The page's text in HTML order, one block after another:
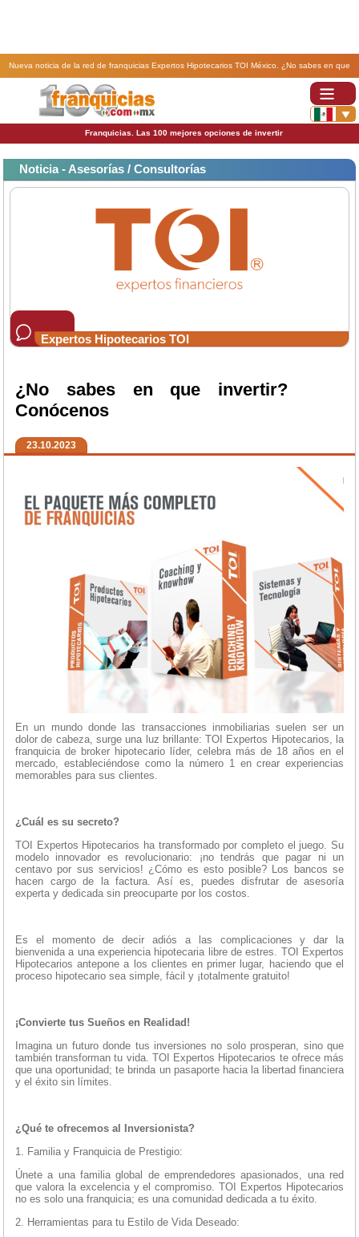
Nueva noticia de la red de franquicias Expertos Hipotecarios TOI México. ¿No sabes en que
Franquicias. Las 100 mejores opciones de invertir
Noticia - Asesorías / Consultorías
Expertos Hipotecarios TOI
¿No sabes en que invertir?
Conócenos
23.10.2023
En un mundo donde las transacciones inmobiliarias suelen ser un
dolor de cabeza, surge una luz brillante: TOI Expertos Hipotecarios, la
franquicia de broker hipotecario líder, celebra más de 18 años en el
mercado, estableciéndose como la número 1 en crear experiencias
memorables para sus clientes.
¿Cuál es su secreto?
TOI Expertos Hipotecarios ha transformado por completo el juego. Su
modelo innovador es revolucionario: ¡no tendrás que pagar ni un
centavo por sus servicios! ¿Cómo es esto posible? Los bancos se
hacen cargo de la factura. Así es, puedes disfrutar de asesoría
experta y dedicada sin preocuparte por los costos.
Es el momento de decir adiós a las complicaciones y dar la
bienvenida a una experiencia hipotecaria libre de estres. TOI Expertos
Hipotecarios antepone a los clientes en primer lugar, haciendo que el
proceso hipotecario sea simple, fácil y ¡totalmente gratuito!
¡Convierte tus Sueños en Realidad!
Imagina un futuro donde tus inversiones no solo prosperan, sino que
también transforman tu vida. TOI Expertos Hipotecarios te ofrece más
que una oportunidad; te brinda un pasaporte hacia la libertad financiera
y el éxito sin límites.
¿Qué te ofrecemos al Inversionista?
1. Familia y Franquicia de Prestigio:
Únete a una familia global de emprendedores apasionados, una red
que valora la excelencia y el compromiso. TOI Expertos Hipotecarios
no es solo una franquicia; es una comunidad dedicada a tu éxito.
2. Herramientas para tu Estilo de Vida Deseado: